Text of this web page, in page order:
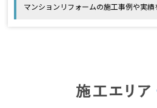
マンションリフォームの施工事例や実績